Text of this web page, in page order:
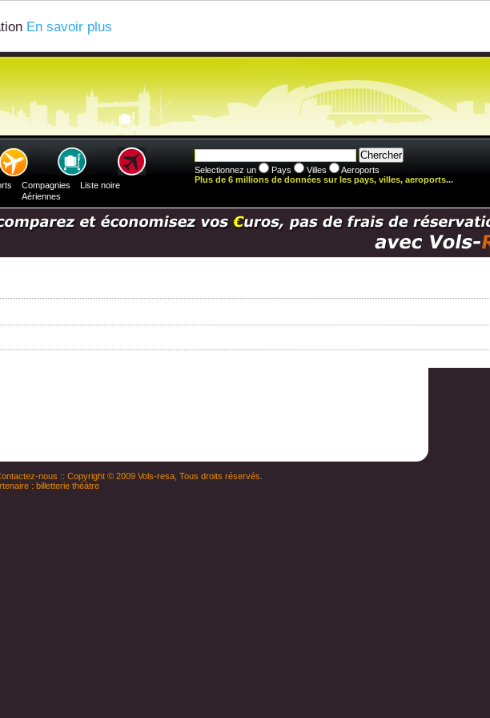
En savoir plus
Compagnies
Aériennes
Liste noire
Selectionnez un Pays Villes
Aeroports
Plus de 6 millions de données sur les pays, villes, aeroports...
nous :: Copyright © 2009 Vols-resa, Tous droits réservés.
: billetterie théàtre